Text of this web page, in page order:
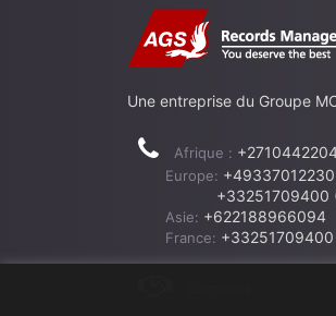
Une entreprise du Groupe
Afrique :
Europe:
+33251709400
Asie: +622188966094
France: +33251709400